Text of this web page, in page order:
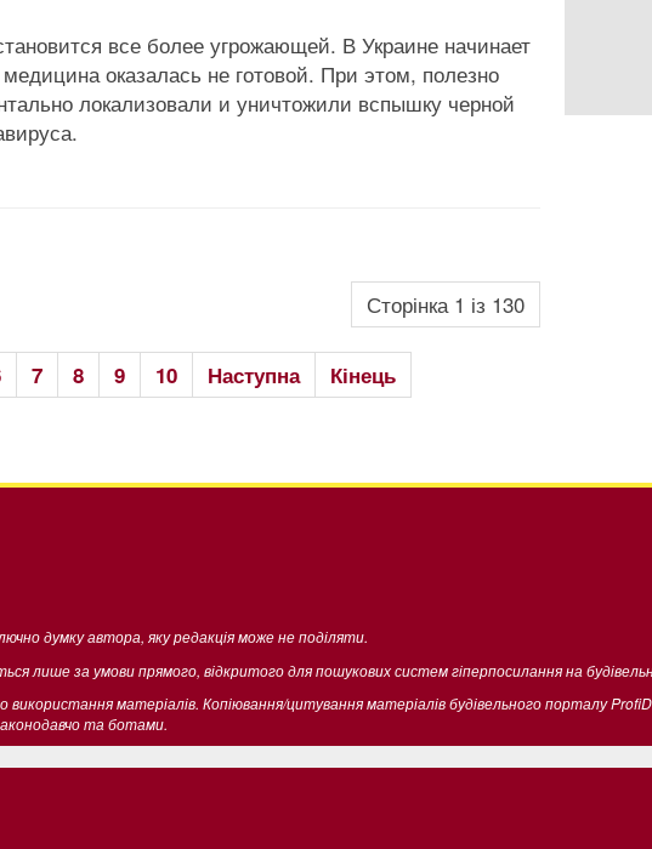
все более угрожающей. В Украине начинает
оказалась не готовой. При этом, полезно
локализовали и уничтожили вспышку черной
Сторінка 1 із 130
7 8 9 10 Наступна Кінець
думку автора, яку редакція може не поділяти.
лише за умови прямого, відкритого для пошукових систем гіперпосилання на
матеріалів. Копіювання/цитування матеріалів будівельного порталу
та ботами.